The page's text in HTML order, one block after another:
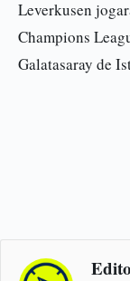
Leverkusen
Champions
Galatasaray de